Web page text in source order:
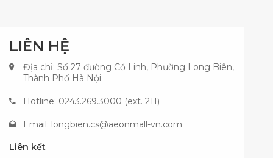
LIÊN HỆ
Địa chỉ: Số 27 đường Cổ Linh, Phường Long Biên,
Thành Phố Hà Nội
Hotline: 0243.269.3000 (ext. 211)
Email: longbien.cs@aeonmall-vn.com
Liên kết